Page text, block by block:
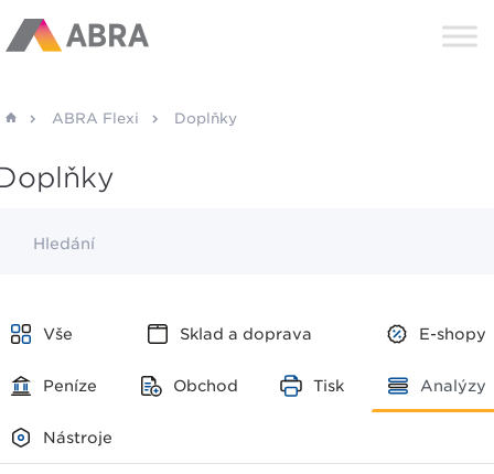
ABRA Flexi Doplňky
Hledání
Vše Sklad a doprava E-shopy
Peníze Obchod Tisk Analýzy
Nástroje